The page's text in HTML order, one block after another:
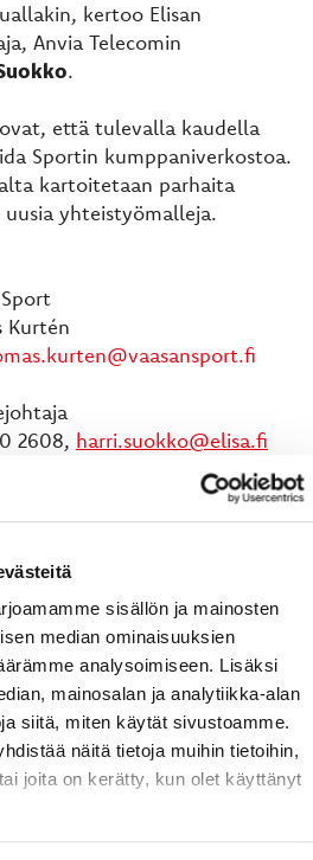
sisällön ja mainosten
median ominaisuuksien
analysoimiseen. Lisäksi
mainosalan ja analytiikka-alan
siitä, miten käytät sivustoamme.
näitä tietoja muihin tietoihin,
joita on kerätty, kun olet käyttänyt
kertoo Elisan
Anvia Telecomin
.
että tulevalla kaudella
Sportin kumppaniverkostoa.
kartoitetaan parhaita
yhteistyömalleja.
Kurtén
2608, harri.suokko@elisa.fi
UUTISET
MYYNTIIN HUOMENNA TI
POIKKEUKSELLISTA
20.07.
ILMAISEEN